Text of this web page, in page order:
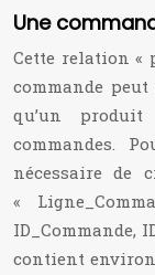
Une
Cette relation «
commande
qu’un
commandes.
nécessaire de
«
ID_Commande,
contient